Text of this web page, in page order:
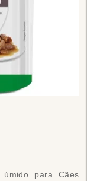
úmido para Cães